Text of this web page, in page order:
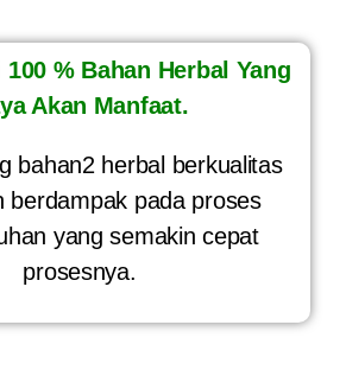
% Bahan Herbal Yang
Akan Manfaat.
bahan2 herbal berkualitas
berdampak pada proses
yang semakin cepat
prosesnya.